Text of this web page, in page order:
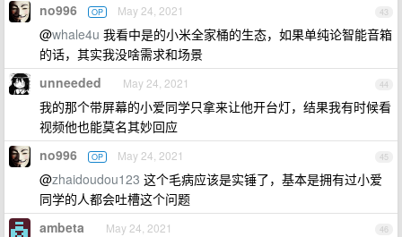
43
no996 OP May 24, 2021
@whale4u 我看中是的小米全家桶的生态，如果单纯论智能音箱
的话，其实我没啥需求和场景
44
unneeded May 24, 2021
我的那个带屏幕的小爱同学只拿来让他开台灯，结果我有时候看
视频他也能莫名其妙回应
45
no996 OP May 24, 2021
@zhaidoudou123 这个毛病应该是实锤了，基本是拥有过小爱
同学的人都会吐槽这个问题
46
ambeta May 24, 2021